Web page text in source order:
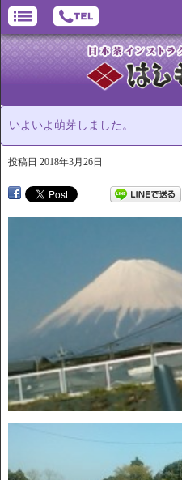
いよいよ萌芽しました。
投稿日 2018年3月26日